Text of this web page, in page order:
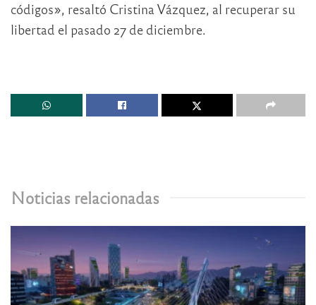
códigos», resaltó Cristina Vázquez, al recuperar su
libertad el pasado 27 de diciembre.
Noticias relacionadas